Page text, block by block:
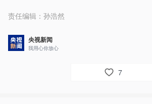
责任编辑： 孙浩然
央视新闻
我用心你放心
7